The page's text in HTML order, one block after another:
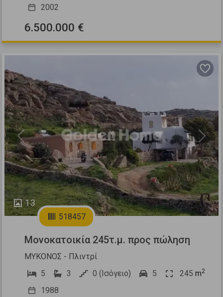
2002
6.500.000 €
13
Previous Next
518457
Μονοκατοικία 245τ.μ. προς πώληση
ΜΥΚΟΝΟΣ - Πλιντρί
5
3 0 (Ισόγειο) 5 245 m2
1988